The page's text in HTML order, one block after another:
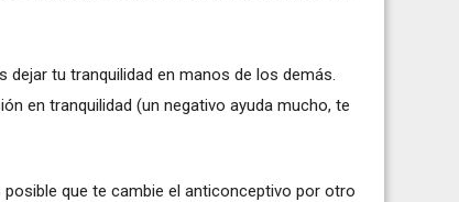
dejar tu tranquilidad en manos de los demás.
en tranquilidad (un negativo ayuda mucho, te
que te cambie el anticonceptivo por otro